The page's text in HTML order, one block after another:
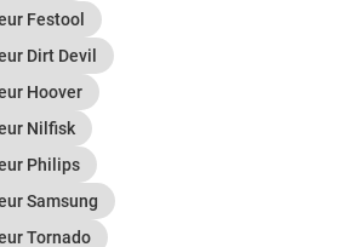
Festool
Dirt Devil
Hoover
Nilfisk
Philips
Samsung
Tornado